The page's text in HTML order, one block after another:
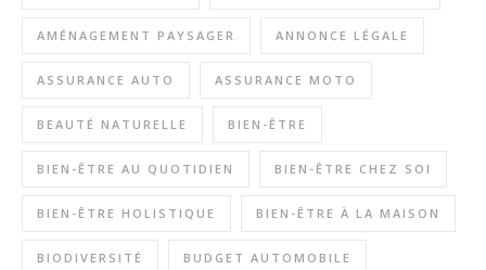
AMÉNAGEMENT PAYSAGER ANNONCE LÉGALE
ASSURANCE AUTO ASSURANCE MOTO
BEAUTÉ NATURELLE BIEN-ÊTRE
BIEN-ÊTRE AU QUOTIDIEN BIEN-ÊTRE CHEZ SOI
BIEN-ÊTRE HOLISTIQUE BIEN-ÊTRE À LA MAISON
BIODIVERSITÉ BUDGET AUTOMOBILE